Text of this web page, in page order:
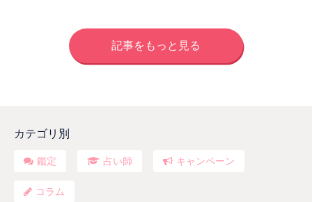
記事をもっと見る
カテゴリ別
鑑定 占い師 キャンペーン
コラム